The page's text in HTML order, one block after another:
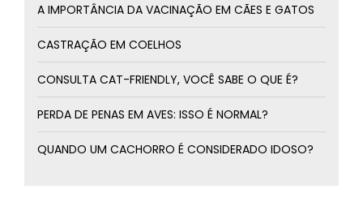
A IMPORTÂNCIA DA VACINAÇÃO EM CÃES E GATOS
CASTRAÇÃO EM COELHOS
CONSULTA CAT-FRIENDLY, VOCÊ SABE O QUE É?
PERDA DE PENAS EM AVES: ISSO É NORMAL?
QUANDO UM CACHORRO É CONSIDERADO IDOSO?